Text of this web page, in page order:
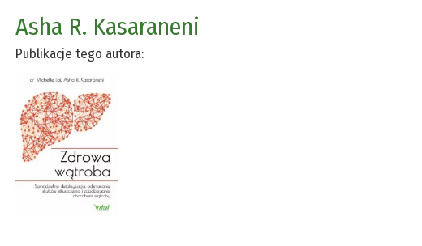
Asha R. Kasaraneni
Publikacje tego autora: